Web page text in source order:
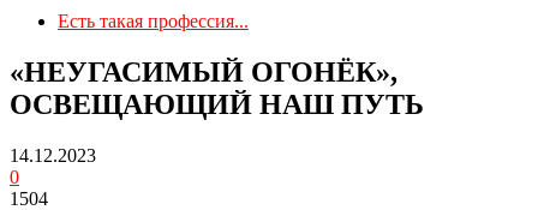
Есть такая профессия...
«НЕУГАСИМЫЙ ОГОНЁК»,
ОСВЕЩАЮЩИЙ НАШ ПУТЬ
14.12.2023
0
1504